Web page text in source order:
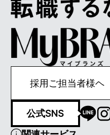
採用ご担当者様ヘ
公式SNS